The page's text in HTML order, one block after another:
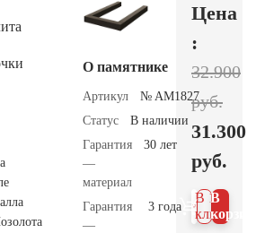
О памятнике
Артикул
№ AM1827
Статус
В наличии
Гарантия
—
материал
30 лет
Гарантия
—
3 года
Цена
:
32.900
руб.
31.300
руб.
В
В 1
клик